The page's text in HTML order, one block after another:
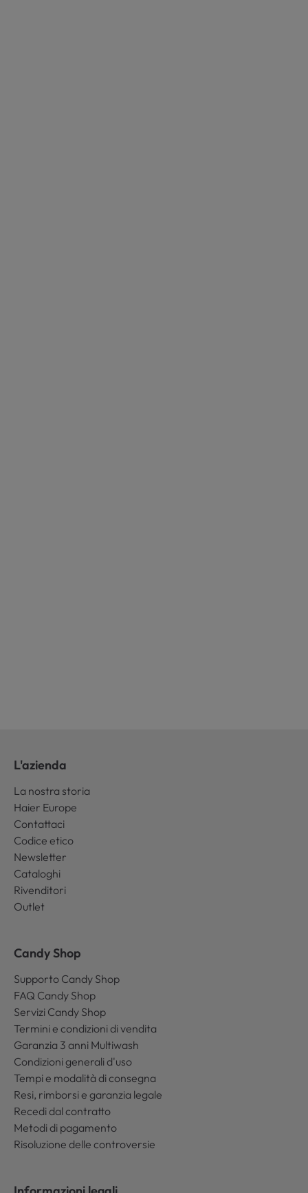
L'azienda
La nostra storia
Haier Europe
Contattaci
Codice etico
Newsletter
Cataloghi
Rivenditori
Outlet
Candy Shop
Supporto Candy Shop
FAQ Candy Shop
Servizi Candy Shop
Termini e condizioni di vendita
Garanzia 3 anni Multiwash
Condizioni generali d'uso
Tempi e modalità di consegna
Resi, rimborsi e garanzia legale
Recedi dal contratto
Metodi di pagamento
Risoluzione delle controversie